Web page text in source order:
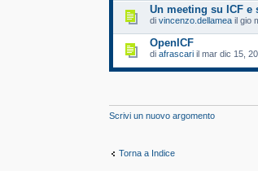
Un meeting su ICF
divincenzo.dellamea il gio
OpenICF
diafrascari il mar dic 15,
Scrivi un nuovo argomento
Torna a Indice